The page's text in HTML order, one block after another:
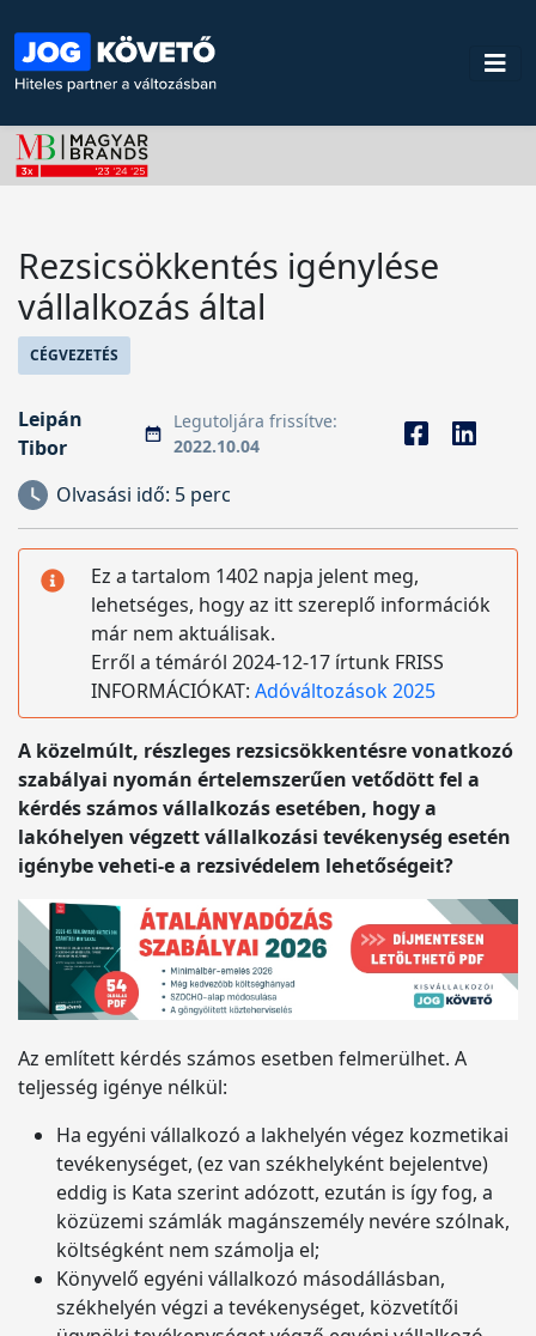
Rezsicsökkentés igénylése
vállalkozás által
CÉGVEZETÉS
Leipán
Tibor
Legutoljára frissítve:
2022.10.04
Olvasási idő: 5 perc
Ez a tartalom 1402 napja jelent meg,
lehetséges, hogy az itt szereplő információk
már nem aktuálisak.
Erről a témáról 2024-12-17 írtunk FRISS
INFORMÁCIÓKAT: Adóváltozások 2025
A közelmúlt, részleges rezsicsökkentésre vonatkozó
szabályai nyomán értelemszerűen vetődött fel a
kérdés számos vállalkozás esetében, hogy a
lakóhelyen végzett vállalkozási tevékenység esetén
igénybe veheti-e a rezsivédelem lehetőségeit?
Az említett kérdés számos esetben felmerülhet. A
teljesség igénye nélkül:
Ha egyéni vállalkozó a lakhelyén végez kozmetikai
tevékenységet, (ez van székhelyként bejelentve)
eddig is Kata szerint adózott, ezután is így fog, a
közüzemi számlák magánszemély nevére szólnak,
költségként nem számolja el;
Könyvelő egyéni vállalkozó másodállásban,
székhelyén végzi a tevékenységet, közvetítői